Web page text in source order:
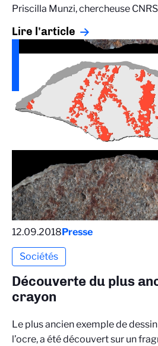
Priscilla Munzi, chercheuse
Lire l'article
12.09.2018Presse
Sociétés
Découverte du plus
crayon
Le plus ancien exemple de
l’ocre, a été découvert sur un